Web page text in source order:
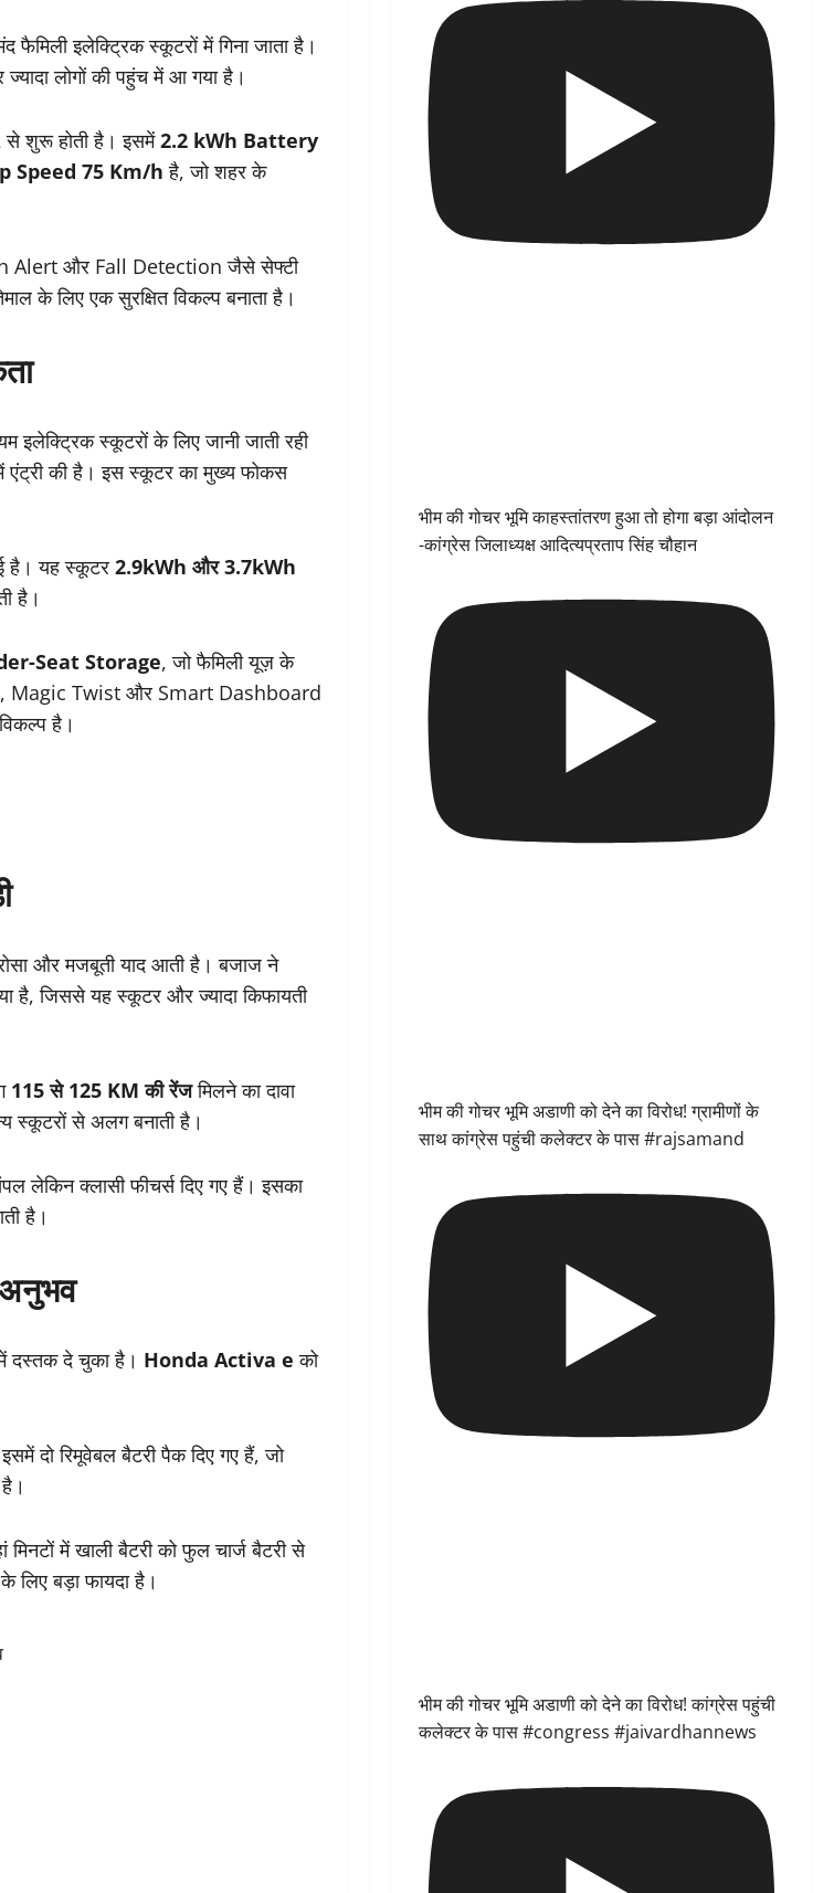
फैमिली इलेक्ट्रिक स्कूटरों में गिना जाता है।
लोगों की पहुंच में आ गया है।
शुरू होती है। इसमें2.2 kWh Battery
Speed 75 Km/h है, जो शहर के
Alert और Fall Detection जैसे सेफ्टी
के लिए एक सुरक्षित विकल्प बनाता है।
इलेक्ट्रिक स्कूटरों के लिए जानी जाती रही
की है। इस स्कूटर का मुख्य फोकस
है। यह स्कूटर 2.9kWh और 3.7kWh
है।
Seat Storage, जो फैमिली यूज़ के
Magic Twist और Smart Dashboard
है।
और मजबूती याद आती है। बजाज ने
है, जिससे यह स्कूटर और ज्यादा किफायती
115 से 125 KM की रेंजमिलने का दावा
स्कूटरों से अलग बनाती है।
लेकिन क्लासी फीचर्स दिए गए हैं। इसका
है।
दस्तक दे चुका है। Honda Activa e को
दो रिमूवेबल बैटरी पैक दिए गए हैं, जो
है।
मिनटों में खाली बैटरी को फुल चार्ज बैटरी से
लिए बड़ा फायदा है।
भीम की गोचर भूमि काहस्तांतरण हुआ तो होगा बड़ा आंदोलन
-कांग्रेस जिलाध्यक्ष आदित्यप्रताप सिंह चौहान
भीम की गोचर भूमि अडाणी को देने का विरोध! ग्रामीणों के
साथ कांग्रेस पहुंची कलेक्टर के पास #rajsamand
भीम की गोचर भूमि अडाणी को देने का विरोध! कांग्रेस पहुंची
कलेक्टर के पास #congress #jaivardhannews